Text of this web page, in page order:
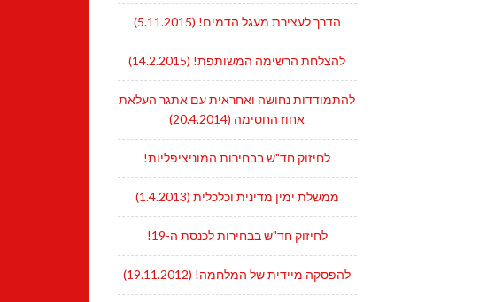
הדרך לעצירת מעגל הדמים! (5.11.2015)
להצלחת הרשימה המשותפת! (14.2.2015)
להתמודדות נחושה ואחראית עם אתגר העלאת
אחוז החסימה (20.4.2014)
לחיזוק חד"ש בבחירות המוניציפליות!
ממשלת ימין מדינית וכלכלית (1.4.2013)
לחיזוק חד"ש בבחירות לכנסת ה-19!
להפסקה מיידית של המלחמה! (19.11.2012)